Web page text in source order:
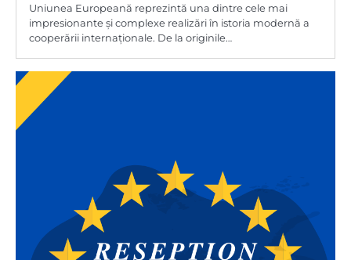
Uniunea Europeană reprezintă una dintre cele mai
impresionante și complexe realizări în istoria modernă a
cooperării internaționale. De la originile…